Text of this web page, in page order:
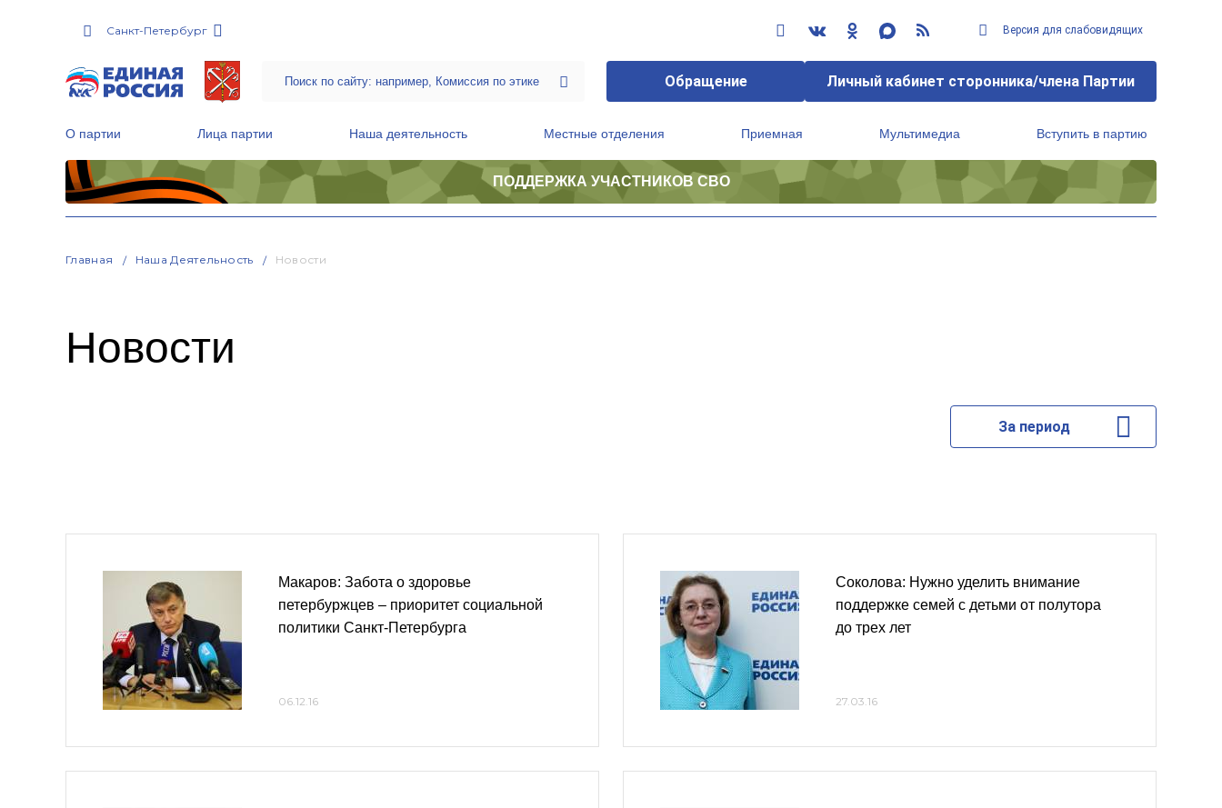
Санкт-Петербург Версия для слабовидящих
Обращение Личный кабинет сторонника/члена Партии
О партии Лица партии Наша деятельность Местные отделения Приемная Мультимедиа Вступить в партию
ПОДДЕРЖКА УЧАСТНИКОВ СВО
Главная Наша Деятельность Новости
Новости
За период
Макаров: Забота о здоровье
петербуржцев – приоритет социальной
политики Санкт-Петербурга
06.12.16
Соколова: Нужно уделить внимание
поддержке семей с детьми от полутора
до трех лет
27.03.16